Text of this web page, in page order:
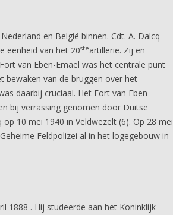
en België binnen. Cdt. A. Dalcq
eenheid van het 20steartillerie. Zij en
van Eben-Emael was het centrale punt
bewaken van de bruggen over het
daarbij cruciaal. Het Fort van Eben-
bij verrassing genomen door Duitse
10 mei 1940 in Veldwezelt (6). Op 28 mei
Feldpolizei al in het logegebouw in
1888 . Hij studeerde aan het Koninklijk